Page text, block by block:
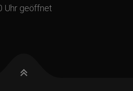
Uhr geöffnet